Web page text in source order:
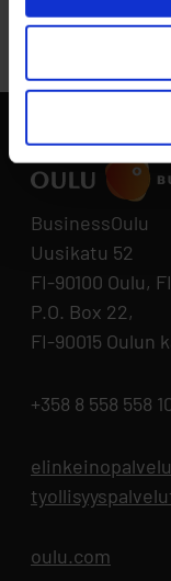
Back to top
BusinessOulu
Uusikatu 52
FI-90100 Oulu,
P.O. Box 22,
FI-90015 Oulun
+358 8 558 558
oulu.com